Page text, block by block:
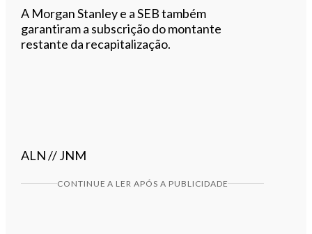
A Morgan Stanley e a SEB também
garantiram a subscrição do montante
restante da recapitalização.
ALN // JNM
CONTINUE A LER APÓS A PUBLICIDADE